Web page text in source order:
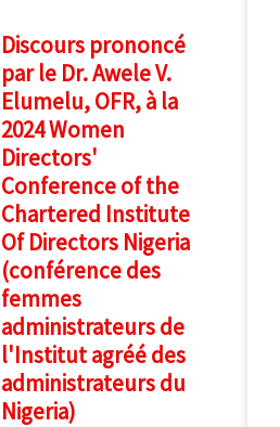
Discours prononcé
par le Dr. Awele V.
Elumelu, OFR, à la
2024 Women
Directors'
Conference of the
Chartered Institute
Of Directors Nigeria
(conférence des
femmes
administrateurs de
l'Institut agréé des
administrateurs du
Nigeria)